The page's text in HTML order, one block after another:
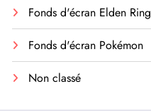
Fonds d'écran Elden Ring
Fonds d'écran Pokémon
Non classé